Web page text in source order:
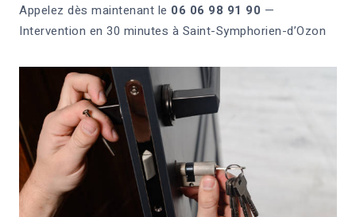
Appelez dès maintenant le 06 06 98 91 90 —
Intervention en 30 minutes à Saint-Symphorien-d’Ozon